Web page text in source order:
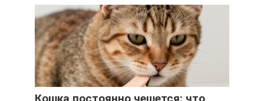
Кошка постоянно чешется: что